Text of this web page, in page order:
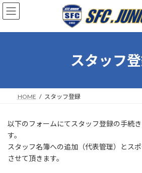
コ
ン
ン
ナ
ビ
ー
スタッフ
HOME スタッフ登録
以下のフォームにてスタッフ登録の手続
す。
スタッフ名簿への追加（代表管理）とス
させて頂きます。